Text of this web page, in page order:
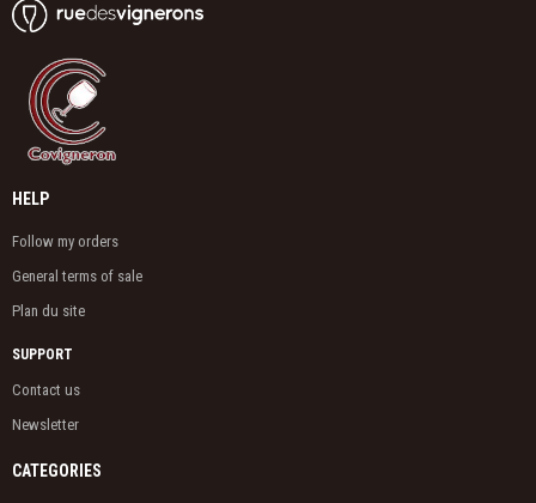
HELP
Follow my orders
General terms of sale
Plan du site
SUPPORT
Contact us
Newsletter
CATEGORIES